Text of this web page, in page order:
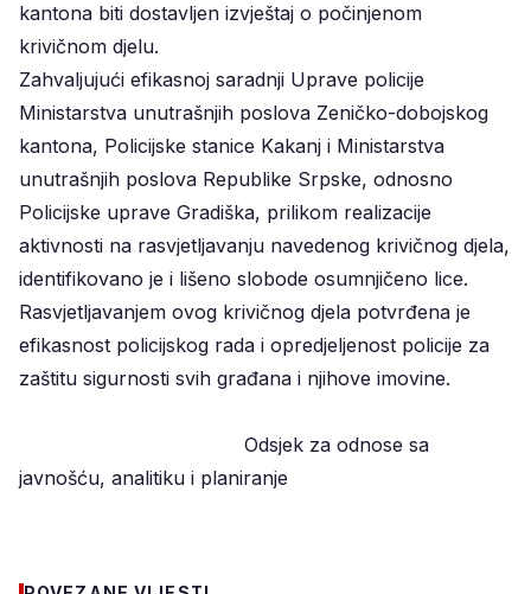
kantona biti dostavljen izvještaj o počinjenom
krivičnom djelu.
Zahvaljujući efikasnoj saradnji Uprave policije
Ministarstva unutrašnjih poslova Zeničko-dobojskog
kantona, Policijske stanice Kakanj i Ministarstva
unutrašnjih poslova Republike Srpske, odnosno
Policijske uprave Gradiška, prilikom realizacije
aktivnosti na rasvjetljavanju navedenog krivičnog djela,
identifikovano je i lišeno slobode osumnjičeno lice.
Rasvjetljavanjem ovog krivičnog djela potvrđena je
efikasnost policijskog rada i opredjeljenost policije za
zaštitu sigurnosti svih građana i njihove imovine.
Odsjek za odnose sa
javnošću, analitiku i planiranje